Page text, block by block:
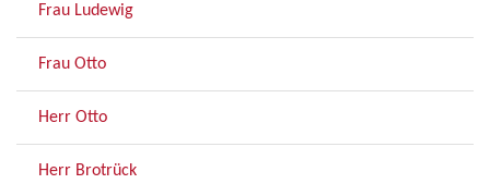
Frau Ludewig
Frau Otto
Herr Otto
Herr Brotrück